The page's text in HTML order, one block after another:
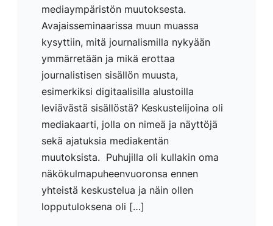
mediaympäristön muutoksesta.
Avajaisseminaarissa muun muassa
kysyttiin, mitä journalismilla nykyään
ymmärretään ja mikä erottaa
journalistisen sisällön muusta,
esimerkiksi digitaalisilla alustoilla
leviävästä sisällöstä? Keskustelijoina oli
mediakaarti, jolla on nimeä ja näyttöjä
sekä ajatuksia mediakentän
muutoksista. Puhujilla oli kullakin oma
näkökulmapuheenvuoronsa ennen
yhteistä keskustelua ja näin ollen
lopputuloksena oli […]